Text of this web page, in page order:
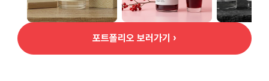
포트폴리오 보러가기 ›